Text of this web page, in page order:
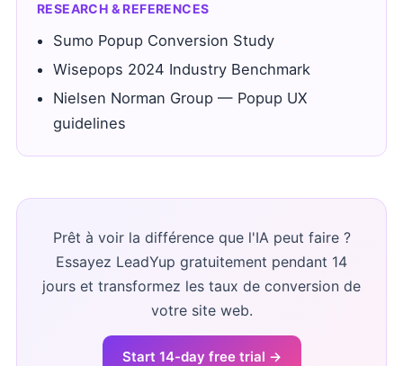
RESEARCH & REFERENCES
Sumo Popup Conversion Study
Wisepops 2024 Industry Benchmark
Nielsen Norman Group — Popup UX
guidelines
Prêt à voir la différence que l'IA peut faire ?
Essayez LeadYup gratuitement pendant 14
jours et transformez les taux de conversion de
votre site web.
Start 14-day free trial →